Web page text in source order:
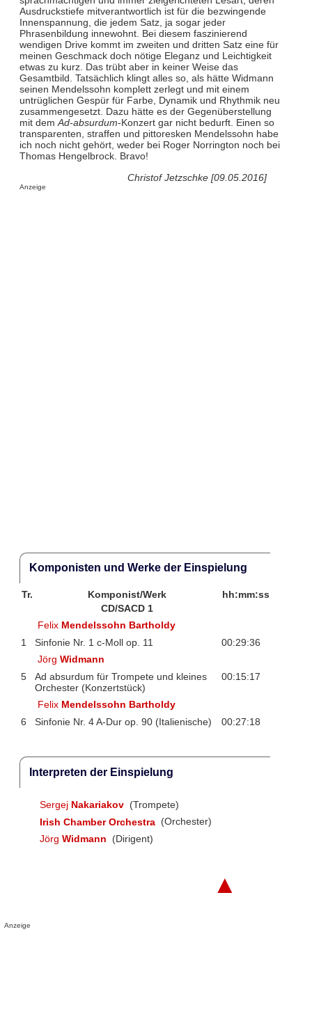
Ausdruckstiefe mitverantwortlich ist für die bezwingende
Innenspannung, die jedem Satz, ja sogar jeder
Phrasenbildung innewohnt. Bei diesem faszinierend
wendigen Drive kommt im zweiten und dritten Satz eine für
meinen Geschmack doch nötige Eleganz und Leichtigkeit
etwas zu kurz. Das trübt aber in keiner Weise das
Gesamtbild. Tatsächlich klingt alles so, als hätte Widmann
seinen Mendelssohn komplett zerlegt und mit einem
untrüglichen Gespür für Farbe, Dynamik und Rhythmik neu
zusammengesetzt. Dazu hätte es der Gegenüberstellung
mit demAd-absurdum-Konzert gar nicht bedurft. Einen so
transparenten, straffen und pittoresken Mendelssohn habe
ich noch nicht gehört, weder bei Roger Norrington noch bei
Thomas Hengelbrock. Bravo!
Christof Jetzschke [09.05.2016]
Anzeige
Komponisten und Werke der Einspielung
Tr. Komponist/Werk
hh:mm:ss
CD/SACD 1
Felix Mendelssohn Bartholdy
1
Sinfonie Nr. 1 c-Moll op. 11
00:29:36
JörgWidmann
5
Ad absurdum für Trompete und kleines
Orchester (Konzertstück)
00:15:17
Felix Mendelssohn Bartholdy
6
Sinfonie Nr. 4 A-Dur op. 90 (Italienische) 00:27:18
Interpreten der Einspielung
Sergej Nakariakov (Trompete)
Irish Chamber Orchestra (Orchester)
Jörg Widmann (Dirigent)
▲
Anzeige